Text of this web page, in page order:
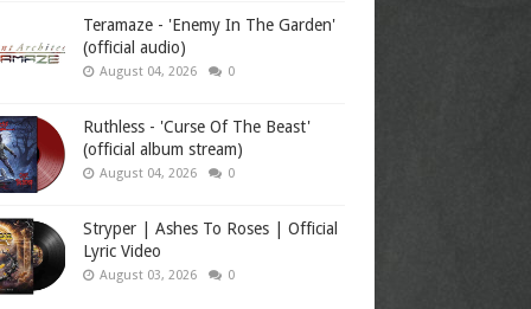
Teramaze - 'Enemy In The Garden'
(official audio)
August 04, 2026 0
Ruthless - 'Curse Of The Beast'
(official album stream)
August 04, 2026 0
Stryper | Ashes To Roses | Official
Lyric Video
August 03, 2026 0